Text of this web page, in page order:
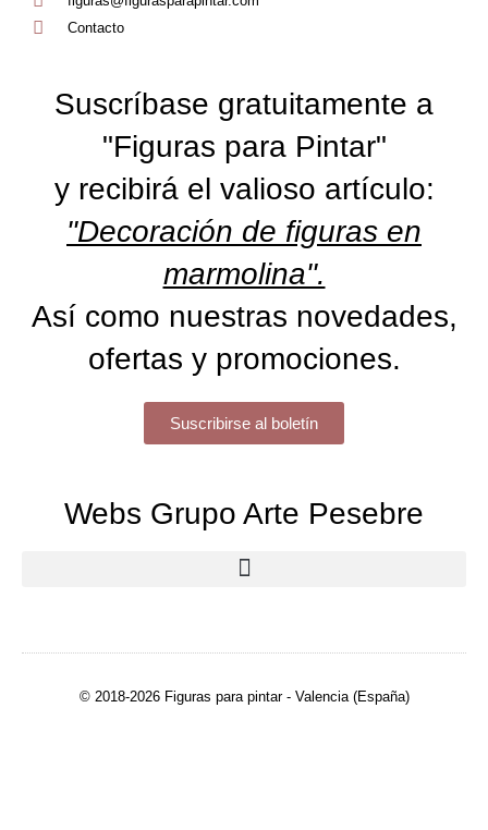
Contacto
Suscríbase gratuitamente a
"Figuras para Pintar"
y recibirá el valioso artículo:
"Decoración de figuras en
marmolina".
Así como nuestras novedades,
ofertas y promociones.
Suscribirse al boletín
Webs Grupo Arte Pesebre
© 2018-2026 Figuras para pintar - Valencia (España)